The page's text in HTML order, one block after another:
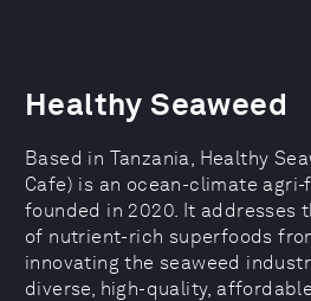
Healthy Seaweed
Based in Tanzania, Healthy
Cafe) is an ocean-climate
founded in 2020. It addresses
of nutrient-rich superfoods
innovating the seaweed
diverse, high-quality,